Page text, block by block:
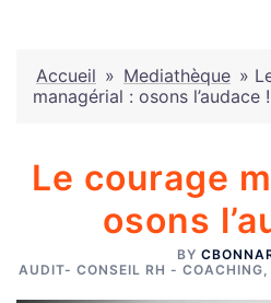
Accueil » Mediathèque »
managérial : osons l’audace !
Le courage
osons
BY
AUDIT- CONSEIL RH - COACHING,